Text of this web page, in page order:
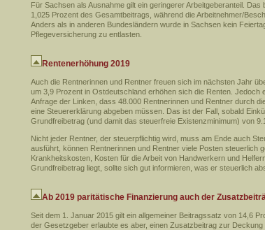
Für Sachsen als Ausnahme gilt ein geringerer Arbeitgeberanteil.
1,025 Prozent des Gesamtbeitrags, während die Arbeitnehmer/
Anders als in anderen Bundesländern wurde in Sachsen kein
Pflegeversicherung zu entlasten.
Rentenerhöhung 2019
Auch die Rentnerinnen und Rentner freuen sich im nächsten Jahr
um 3,9 Prozent in Ostdeutschland erhöhen sich die Renten. Jedoch
Anfrage der Linken, dass 48.000 Rentnerinnen und Rentner durch
eine Steuererklärung abgeben müssen. Das ist der Fall, sobald
Grundfreibetrag (und damit das steuerfreie Existenzminimum) von
Nicht jeder Rentner, der steuerpflichtig wird, muss am Ende auch
ausführt, können Rentnerinnen und Rentner viele Posten steuerlich
Krankheitskosten, Kosten für die Arbeit von Handwerkern und
Grundfreibetrag liegt, sollte sich gut informieren, was er steuerlich
Ab 2019 paritätische Finanzierung auch der
Seit dem 1. Januar 2015 gilt ein allgemeiner Beitragssatz von 14,6
der Gesetzgeber erlaubte es aber, einen Zusatzbeitrag zur